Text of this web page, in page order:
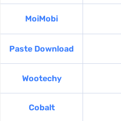
MoiMobi
Paste Download
Wootechy
Cobalt